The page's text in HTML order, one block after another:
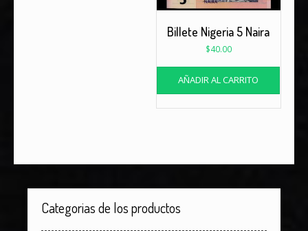
Billete Nigeria 5 Naira
$40.00
AÑADIR AL CARRITO
Categorias de los productos